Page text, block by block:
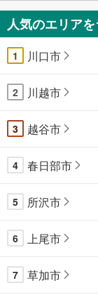
人気のエリア
1 川口市
2 川越市
3 越谷市
4 春日部市
5 所沢市
6 上尾市
7 草加市